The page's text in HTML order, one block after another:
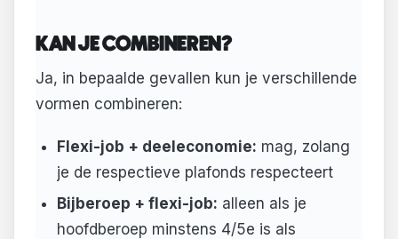
KAN JE COMBINEREN?
Ja, in bepaalde gevallen kun je verschillende
vormen combineren:
Flexi-job + deeleconomie: mag, zolang
je de respectieve plafonds respecteert
Bijberoep + flexi-job: alleen als je
hoofdberoep minstens 4/5e is als